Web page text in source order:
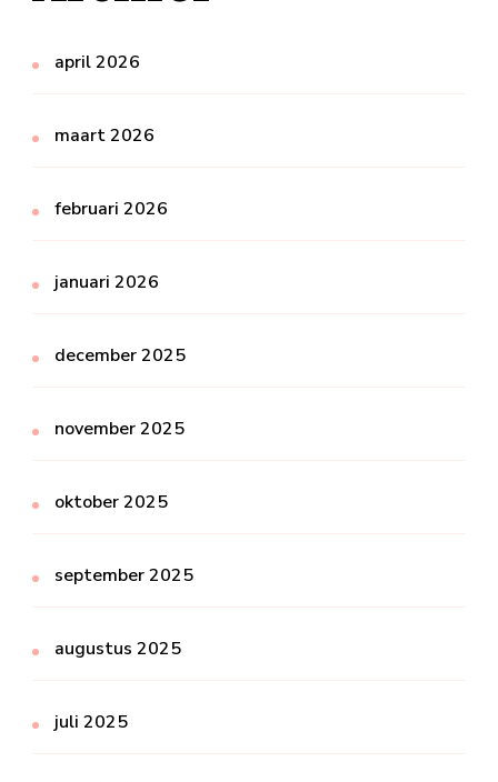
april 2026
maart 2026
februari 2026
januari 2026
december 2025
november 2025
oktober 2025
september 2025
augustus 2025
juli 2025